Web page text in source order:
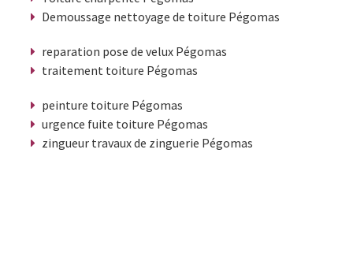
Demoussage nettoyage de toiture Pégomas
reparation pose de velux Pégomas
traitement toiture Pégomas
peinture toiture Pégomas
urgence fuite toiture Pégomas
zingueur travaux de zinguerie Pégomas